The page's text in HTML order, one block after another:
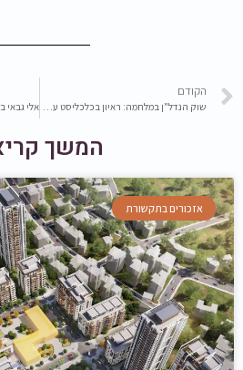
הקודם
שוק הנדל"ן במלחמה: ראיון בכלכליסט עם אלי גבאי, מנכ"ל קבוצת גבאי
המשך
אזכורים בתקשורת